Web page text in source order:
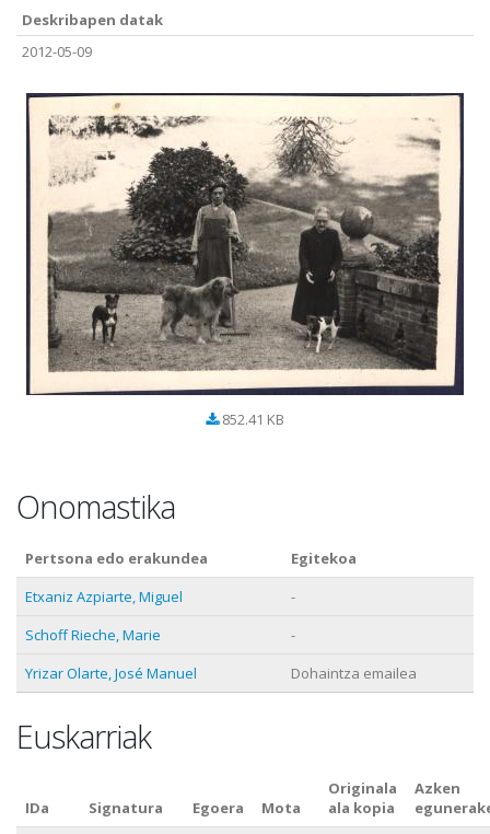
Deskribapen datak
2012-05-09
852.41 KB
Onomastika
Pertsona edo erakundea
Egitekoa
Etxaniz Azpiarte, Miguel
-
Schoff Rieche, Marie
-
Yrizar Olarte, José Manuel
Dohaintza emailea
Euskarriak
IDa Signatura Egoera Mota
Originala
ala kopia
Azken